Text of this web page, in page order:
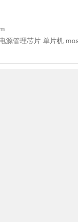
源管理芯片 单片机